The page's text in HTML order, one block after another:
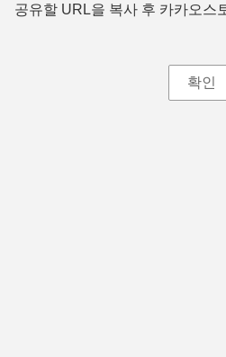
공유할 URL을 복사 후 카카오스
확인